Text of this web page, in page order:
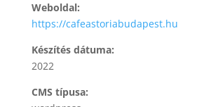
Weboldal:
https://cafeastoriabudapest.hu
Készítés dátuma:
2022
CMS típusa: